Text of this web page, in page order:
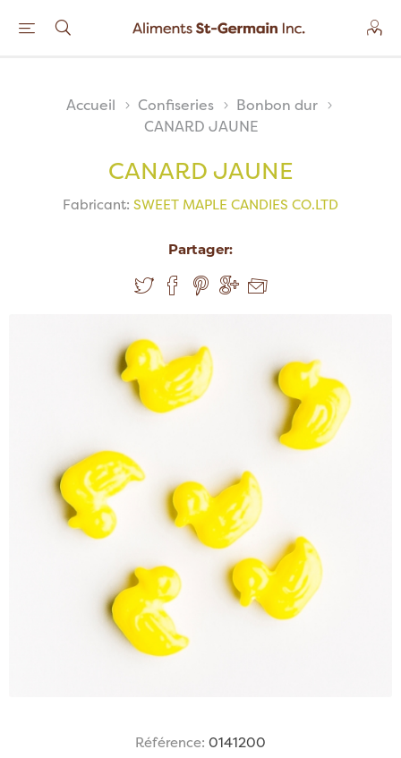
Accueil Confiseries
Bonbon dur
CANARD JAUNE
CANARD JAUNE
Fabricant: SWEET MAPLE CANDIES CO.LTD
Partager:
Référence: 0141200